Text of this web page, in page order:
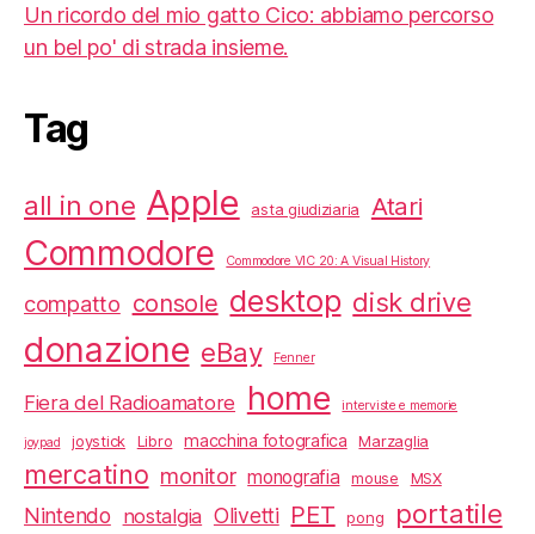
Un ricordo del mio gatto Cico: abbiamo percorso
un bel po' di strada insieme.
Tag
all in one Apple asta giudiziaria Atari
Commodore Commodore VIC 20: A Visual History
compatto console desktop disk drive
donazione eBay Fenner
Fiera del Radioamatore home interviste e memorie
joypad joystick Libro macchina fotografica Marzaglia
mercatino monitor monografia mouse MSX
Nintendo nostalgia Olivetti PET pong portatile